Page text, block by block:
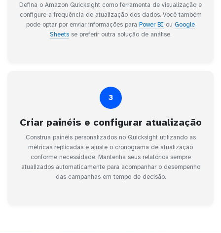
Defina o Amazon Quicksight como ferramenta de visualização e
configure a frequência de atualização dos dados. Você também
pode optar por enviar informações para Power BI ou Google
Sheets se preferir outra solução de análise.
3
Criar painéis e configurar atualização
Construa painéis personalizados no Quicksight utilizando as
métricas replicadas e ajuste o cronograma de atualização
conforme necessidade. Mantenha seus relatórios sempre
atualizados automaticamente para acompanhar o desempenho
das campanhas em tempo de decisão.